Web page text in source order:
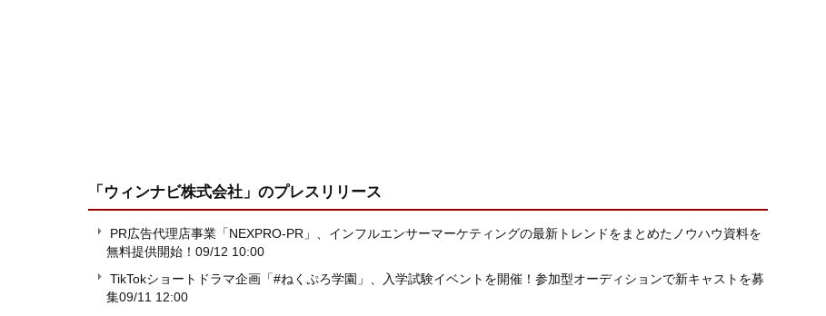
「ウィンナビ株式会社」 のプレスリリース
PR広告代理店事業「NEXPRO-PR」、インフルエンサーマーケティングの最新トレンドをまとめたノウハウ資料を
無料提供開始！ 09/12 10:00
TikTokショートドラマ企画「#ねくぷろ学園」、入学試験イベントを開催！参加型オーディションで新キャストを募
集09/11 12:00